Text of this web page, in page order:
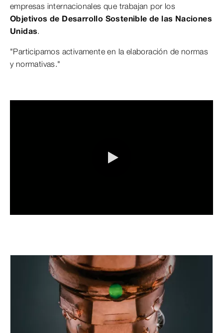
empresas internacionales que trabajan por los
Objetivos de Desarrollo Sostenible de las Naciones
Unidas.
"Participamos activamente en la elaboración de normas
y normativas."